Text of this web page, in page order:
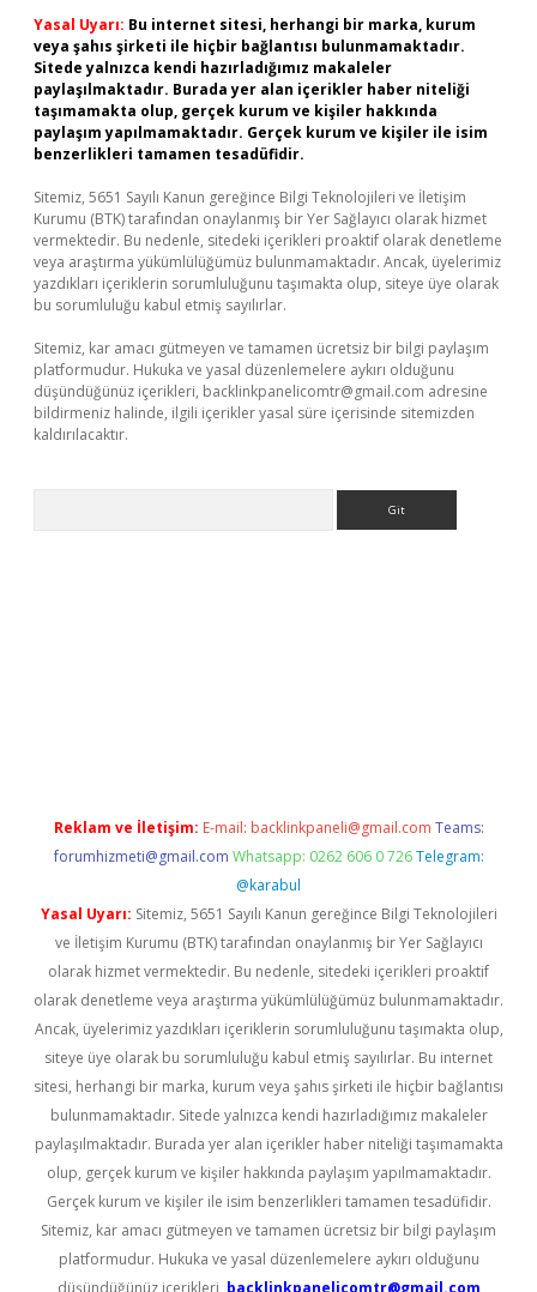
Yasal Uyarı: Bu internet sitesi, herhangi bir marka, kurum
veya şahıs şirketi ile hiçbir bağlantısı bulunmamaktadır.
Sitede yalnızca kendi hazırladığımız makaleler
paylaşılmaktadır. Burada yer alan içerikler haber niteliği
taşımamakta olup, gerçek kurum ve kişiler hakkında
paylaşım yapılmamaktadır. Gerçek kurum ve kişiler ile isim
benzerlikleri tamamen tesadüfidir.
Sitemiz, 5651 Sayılı Kanun gereğince Bilgi Teknolojileri ve İletişim
Kurumu (BTK) tarafından onaylanmış bir Yer Sağlayıcı olarak hizmet
vermektedir. Bu nedenle, sitedeki içerikleri proaktif olarak denetleme
veya araştırma yükümlülüğümüz bulunmamaktadır. Ancak, üyelerimiz
yazdıkları içeriklerin sorumluluğunu taşımakta olup, siteye üye olarak
bu sorumluluğu kabul etmiş sayılırlar.
Sitemiz, kar amacı gütmeyen ve tamamen ücretsiz bir bilgi paylaşım
platformudur. Hukuka ve yasal düzenlemelere aykırı olduğunu
düşündüğünüz içerikleri, backlinkpanelicomtr@gmail.com adresine
bildirmeniz halinde, ilgili içerikler yasal süre içerisinde sitemizden
kaldırılacaktır.
Reklam ve İletişim: E-mail: backlinkpaneli@gmail.com Teams:
forumhizmeti@gmail.com Whatsapp: 0262 606 0 726 Telegram:
@karabul
Yasal Uyarı: Sitemiz, 5651 Sayılı Kanun gereğince Bilgi Teknolojileri
ve İletişim Kurumu (BTK) tarafından onaylanmış bir Yer Sağlayıcı
olarak hizmet vermektedir. Bu nedenle, sitedeki içerikleri proaktif
olarak denetleme veya araştırma yükümlülüğümüz bulunmamaktadır.
Ancak, üyelerimiz yazdıkları içeriklerin sorumluluğunu taşımakta olup,
siteye üye olarak bu sorumluluğu kabul etmiş sayılırlar. Bu internet
sitesi, herhangi bir marka, kurum veya şahıs şirketi ile hiçbir bağlantısı
bulunmamaktadır. Sitede yalnızca kendi hazırladığımız makaleler
paylaşılmaktadır. Burada yer alan içerikler haber niteliği taşımamakta
olup, gerçek kurum ve kişiler hakkında paylaşım yapılmamaktadır.
Gerçek kurum ve kişiler ile isim benzerlikleri tamamen tesadüfidir.
Sitemiz, kar amacı gütmeyen ve tamamen ücretsiz bir bilgi paylaşım
platformudur. Hukuka ve yasal düzenlemelere aykırı olduğunu
düşündüğünüz içerikleri, backlinkpanelicomtr@gmail.com